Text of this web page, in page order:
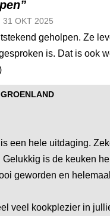
31 OKT 2025
geholpen. Ze
is. Dat is ook
een hele uitdaging.
is de keuken
geworden en
veel kookplezier in